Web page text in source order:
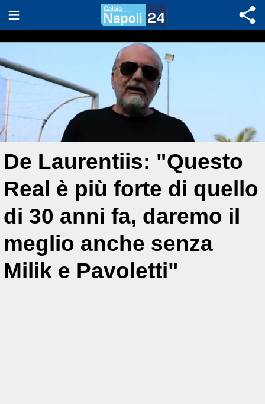
De Laurentiis: "Questo
Real è più forte di quello
di 30 anni fa, daremo il
meglio anche senza
Milik e Pavoletti"